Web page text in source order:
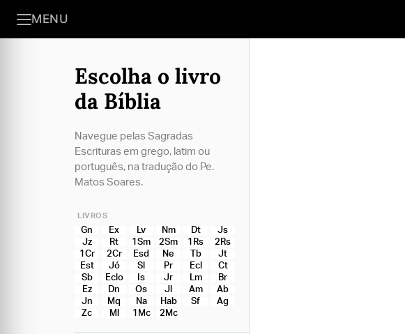
MENU
Escolha o livro
da Bíblia
Navegue pelas Sagradas
Escrituras em grego, latim ou
português, na tradução do Pe.
Matos Soares.
LIVROS
Gn Ex Lv Nm Dt
Js
Jz
Rt 1Sm 2Sm 1Rs
2Rs
1Cr
2Cr Esd Ne Tb
Jt
Est
Jó Sl Pr Ecl
Ct
Sb
Eclo Is Jr Lm
Br
Ez
Dn Os Jl Am
Ab
Jn
Mq Na Hab Sf
Ag
Zc
Ml 1Mc 2Mc